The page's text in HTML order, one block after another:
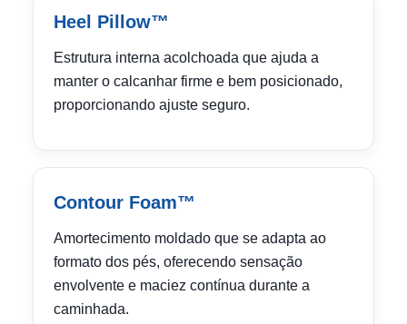
Heel Pillow™
Estrutura interna acolchoada que ajuda a
manter o calcanhar firme e bem posicionado,
proporcionando ajuste seguro.
Contour Foam™
Amortecimento moldado que se adapta ao
formato dos pés, oferecendo sensação
envolvente e maciez contínua durante a
caminhada.